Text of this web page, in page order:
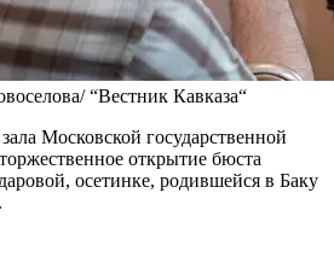
“Вестник Кавказа“
Московской государственной
открытие бюста
осетинке, родившейся в Баку